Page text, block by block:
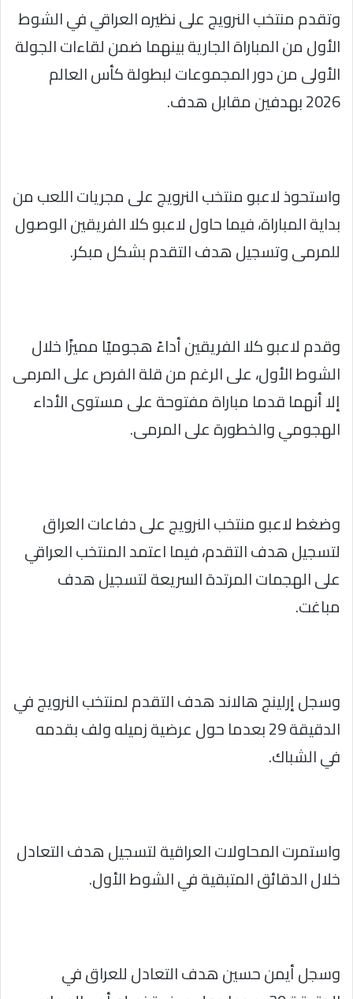
وتقدم منتخب النرويج على نظيره العراقي في الشوط
الأول من المباراة الجارية بينهما ضمن لقاءات الجولة
الأولى من دور المجموعات لبطولة كأس العالم
2026 بهدفين مقابل هدف.
واستحوذ لاعبو منتخب النرويج على مجريات اللعب من
بداية المباراة، فيما حاول لاعبو كلا الفريقين الوصول
للمرمى وتسجيل هدف التقدم بشكل مبكر.
وقدم لاعبو كلا الفريقين أداءً هجوميًا مميزًا خلال
الشوط الأول، على الرغم من قلة الفرص على المرمى
إلا أنهما قدما مباراة مفتوحة على مستوى الأداء
الهجومي والخطورة على المرمى.
وضغط لاعبو منتخب النرويج على دفاعات العراق
لتسجيل هدف التقدم، فيما اعتمد المنتخب العراقي
على الهجمات المرتدة السريعة لتسجيل هدف
مباغت.
وسجل إرلينج هالاند هدف التقدم لمنتخب النرويج في
الدقيقة 29 بعدما حول عرضية زميله ولف بقدمه
في الشباك.
واستمرت المحاولات العراقية لتسجيل هدف التعادل
خلال الدقائق المتبقية في الشوط الأول.
وسجل أيمن حسين هدف التعادل للعراق في